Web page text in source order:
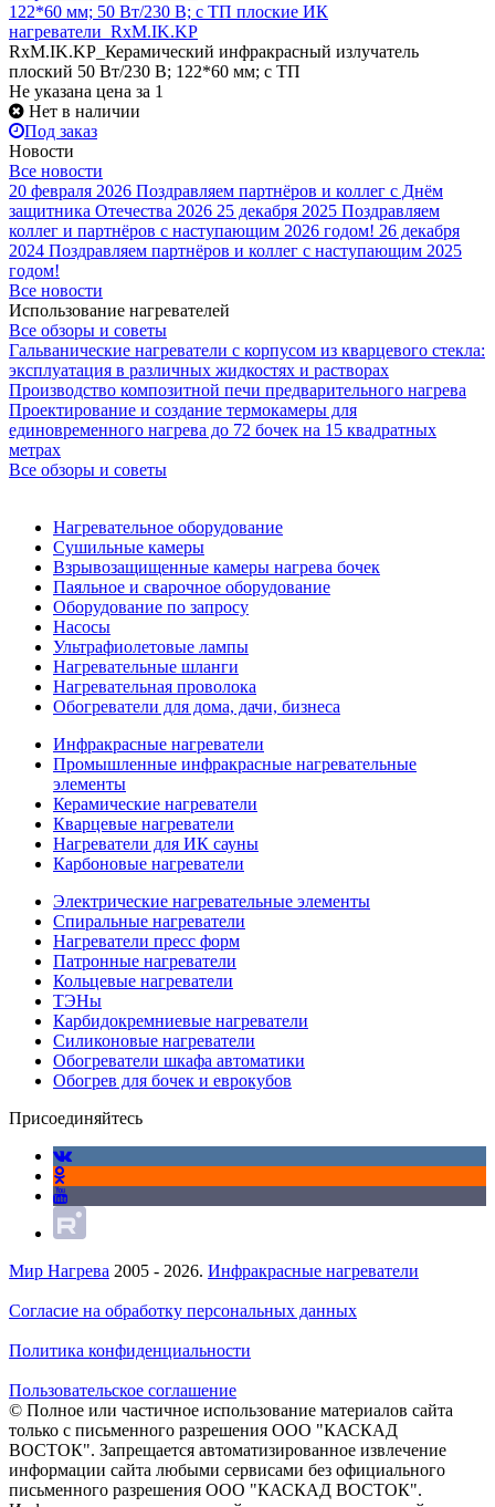
122*60 мм; 50 Вт/230 В; с ТП плоские ИК
нагреватели_RxM.IK.KP
RxM.IK.KP_Керамический инфракрасный излучатель
плоский 50 Вт/230 В; 122*60 мм; с ТП
Не указана цена за 1
Нет в наличии
Под заказ
Новости
Все новости
20 февраля 2026 Поздравляем партнёров и коллег с Днём
защитника Отечества 2026 25 декабря 2025 Поздравляем
коллег и партнёров с наступающим 2026 годом! 26 декабря
2024 Поздравляем партнёров и коллег с наступающим 2025
годом!
Все новости
Использование нагревателей
Все обзоры и советы
Гальванические нагреватели с корпусом из кварцевого стекла:
эксплуатация в различных жидкостях и растворах
Производство композитной печи предварительного нагрева
Проектирование и создание термокамеры для
единовременного нагрева до 72 бочек на 15 квадратных
метрах
Все обзоры и советы
Нагревательное оборудование
Сушильные камеры
Взрывозащищенные камеры нагрева бочек
Паяльное и сварочное оборудование
Оборудование по запросу
Насосы
Ультрафиолетовые лампы
Нагревательные шланги
Нагревательная проволока
Обогреватели для дома, дачи, бизнеса
Инфракрасные нагреватели
Промышленные инфракрасные нагревательные
элементы
Керамические нагреватели
Кварцевые нагреватели
Нагреватели для ИК сауны
Карбоновые нагреватели
Электрические нагревательные элементы
Спиральные нагреватели
Нагреватели пресс форм
Патронные нагреватели
Кольцевые нагреватели
ТЭНы
Карбидокремниевые нагреватели
Силиконовые нагреватели
Обогреватели шкафа автоматики
Обогрев для бочек и еврокубов
Присоединяйтесь
Мир Нагрева 2005 - 2026. Инфракрасные нагреватели
Согласие на обработку персональных данных
Политика конфиденциальности
Пользовательское соглашение
© Полное или частичное использование материалов сайта
только с письменного разрешения ООО "КАСКАД
ВОСТОК". Запрещается автоматизированное извлечение
информации сайта любыми сервисами без официального
письменного разрешения ООО "КАСКАД ВОСТОК".